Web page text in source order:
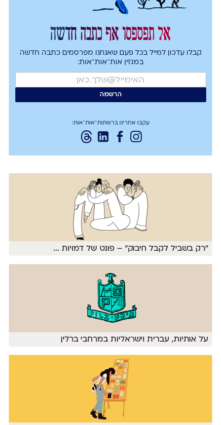
אל תפספסו אף כתבה חדשה
קבלו עדכון למייל בכל פעם שאנחנו מפרסמים כתבה חדשה
במגזין אות־אות־אות:
עקבו אחרינו ברשתות־אות־אות:
״רק בשביל לקבל חיבוק״ – פונט של דמויות ...
על אותיות, עברית וישראליות במרחבי ברלין